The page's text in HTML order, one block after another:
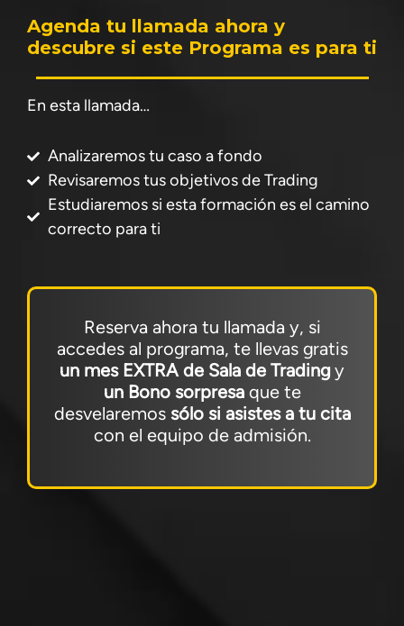
Agenda tu llamada ahora y
descubre si este Programa es para ti
En esta llamada…
Analizaremos tu caso a fondo
Revisaremos tus objetivos de Trading
Estudiaremos si esta formación es el camino
correcto para ti
Reserva ahora tu llamada y, si
accedes al programa, te llevas gratis
un mes EXTRA de Sala de Tradingy
un Bono sorpresaque te
desvelaremos sólo si asistes a tu cita
con el equipo de admisión.